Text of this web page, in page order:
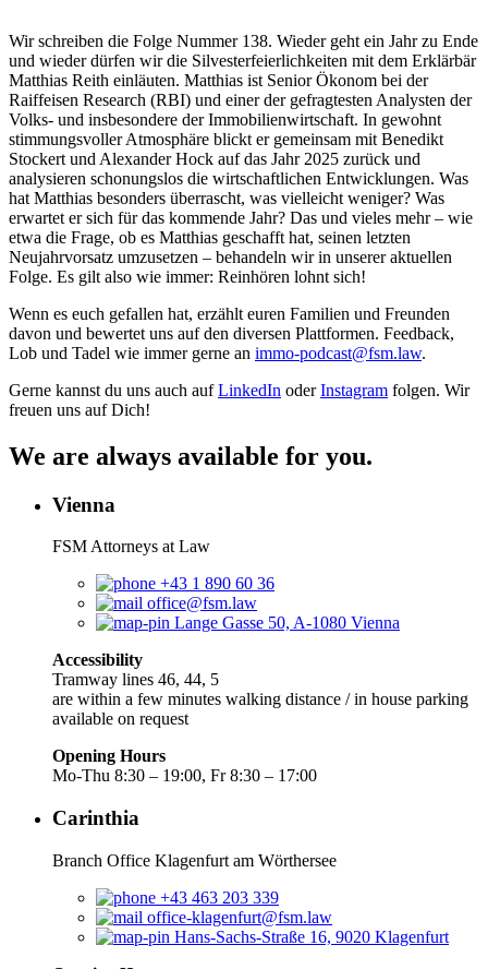
Wir schreiben die Folge Nummer 138. Wieder geht ein Jahr zu Ende
und wieder dürfen wir die Silvesterfeierlichkeiten mit dem Erklärbär
Matthias Reith einläuten. Matthias ist Senior Ökonom bei der
Raiffeisen Research (RBI) und einer der gefragtesten Analysten der
Volks- und insbesondere der Immobilienwirtschaft. In gewohnt
stimmungsvoller Atmosphäre blickt er gemeinsam mit Benedikt
Stockert und Alexander Hock auf das Jahr 2025 zurück und
analysieren schonungslos die wirtschaftlichen Entwicklungen. Was
hat Matthias besonders überrascht, was vielleicht weniger? Was
erwartet er sich für das kommende Jahr? Das und vieles mehr – wie
etwa die Frage, ob es Matthias geschafft hat, seinen letzten
Neujahrvorsatz umzusetzen – behandeln wir in unserer aktuellen
Folge. Es gilt also wie immer: Reinhören lohnt sich!
Wenn es euch gefallen hat, erzählt euren Familien und Freunden
davon und bewertet uns auf den diversen Plattformen. Feedback,
Lob und Tadel wie immer gerne an ⁠⁠⁠⁠⁠⁠⁠⁠⁠⁠⁠⁠⁠⁠⁠⁠⁠⁠⁠⁠⁠⁠⁠⁠⁠⁠⁠⁠⁠⁠⁠⁠⁠⁠⁠⁠⁠⁠⁠⁠⁠⁠⁠⁠⁠⁠⁠⁠⁠⁠⁠immo-podcast@fsm.law⁠⁠⁠⁠⁠⁠⁠⁠⁠⁠⁠⁠⁠⁠⁠⁠⁠⁠⁠⁠⁠⁠⁠⁠⁠⁠⁠⁠⁠⁠⁠⁠⁠⁠⁠⁠⁠⁠⁠⁠⁠⁠⁠⁠⁠⁠⁠⁠⁠⁠⁠.
Gerne kannst du uns auch auf⁠⁠⁠⁠⁠⁠⁠⁠⁠⁠⁠⁠⁠⁠⁠⁠⁠⁠⁠⁠⁠⁠⁠⁠⁠⁠⁠⁠⁠⁠⁠⁠⁠⁠⁠LinkedIn⁠⁠⁠⁠⁠⁠⁠⁠⁠⁠⁠⁠⁠⁠⁠⁠⁠⁠⁠⁠⁠⁠⁠⁠⁠⁠⁠⁠⁠⁠⁠⁠⁠⁠⁠ oder⁠⁠⁠⁠⁠⁠⁠⁠⁠⁠⁠⁠⁠⁠⁠⁠⁠⁠⁠⁠⁠⁠⁠⁠⁠⁠⁠⁠⁠⁠⁠⁠⁠⁠⁠Instagram⁠⁠⁠⁠⁠⁠⁠⁠⁠⁠⁠⁠⁠⁠⁠⁠⁠⁠⁠⁠⁠⁠⁠⁠⁠⁠⁠⁠⁠⁠⁠⁠⁠⁠⁠ folgen. Wir
freuen uns auf Dich!
We are always available for you.
Vienna
FSM Attorneys at Law
+43 1 890 60 36
office@fsm.law
Lange Gasse 50, A-1080 Vienna
Accessibility
Tramway lines 46, 44, 5
are within a few minutes walking distance / in house parking
available on request
Opening Hours
Mo-Thu 8:30 – 19:00, Fr 8:30 – 17:00
Carinthia
Branch Office Klagenfurt am Wörthersee
+43 463 203 339
office-klagenfurt@fsm.law
Hans-Sachs-Straße 16, 9020 Klagenfurt